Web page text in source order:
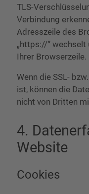
TLS-
Verbindung
Adresszeile des
„https://“ wechselt
Ihrer Browserzeile.
Wenn die SSL-
ist, können die
nicht von Dritten
4.
Website
Cookies